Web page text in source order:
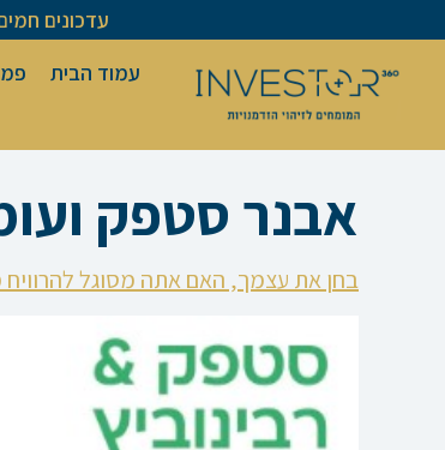
לתוכן
עדכונים
עמוד הבית
אבנר סטפק ועומר
בחן את עצמך, האם אתה מסוגל